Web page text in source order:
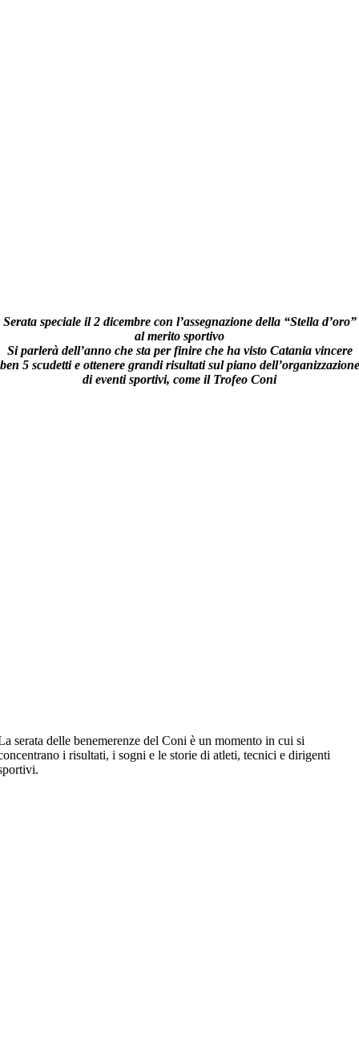
Serata speciale il 2 dicembre con l’assegnazione della “Stella d’oro”
al merito sportivo
Si parlerà dell’anno che sta per finire che ha visto Catania vincere
ben 5 scudetti e ottenere grandi risultati sul piano dell’organizzazione
di eventi sportivi, come il Trofeo Coni
serata delle benemerenze del Coni è un momento in cui si
i risultati, i sogni e le storie di atleti, tecnici e dirigenti